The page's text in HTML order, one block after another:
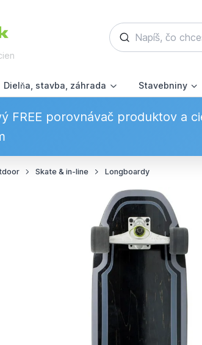
Dielňa, stavba, záhrada Stavebniny
FREE porovnávač produktov a
Skate & in-line Longboardy